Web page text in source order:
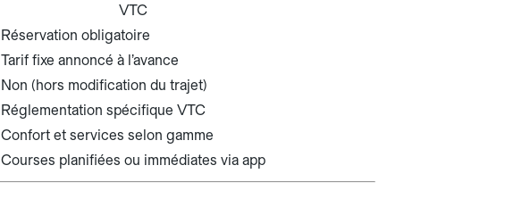
VTC
Réservation obligatoire
Tarif fixe annoncé à l’avance
Non (hors modification du trajet)
Réglementation spécifique VTC
Confort et services selon gamme
Courses planifiées ou immédiates via app